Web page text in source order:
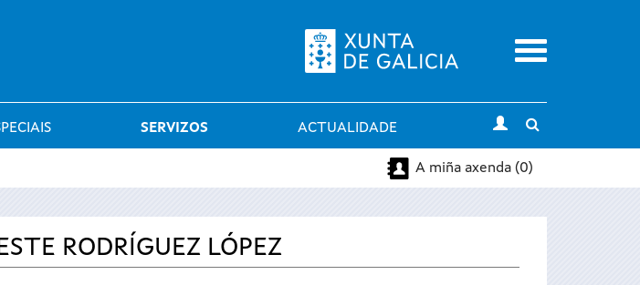
Menu
SERVIZOS ACTUALIDADE
search
A miña axenda (0)
RODRÍGUEZ LÓPEZ